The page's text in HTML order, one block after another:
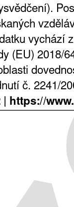
vychází
(EU) 2018/
č. 2241/
| https://